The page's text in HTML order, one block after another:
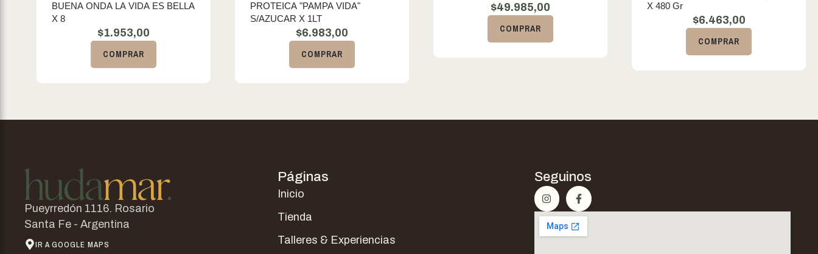
BUENA ONDA LA VIDA ES BELLA
X 8
$1.953,00
COMPRAR
PROTEICA "PAMPA VIDA"
S/AZUCAR X 1LT
$6.983,00
COMPRAR
$49.985,00
COMPRAR
X 480 Gr
$6.463,00
COMPRAR
Pueyrredón 1116. Rosario
Santa Fe - Argentina
IR A GOOGLE MAPS
Páginas
Inicio
Tienda
Talleres & Experiencias
Seguinos